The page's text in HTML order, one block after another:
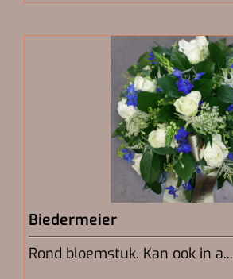
Biedermeier
Rond bloemstuk. Kan ook in a...